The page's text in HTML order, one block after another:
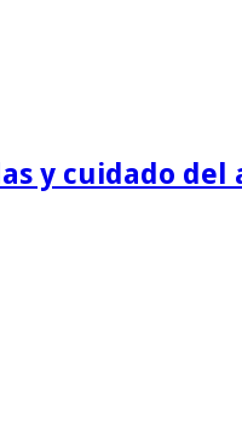
y cuidado